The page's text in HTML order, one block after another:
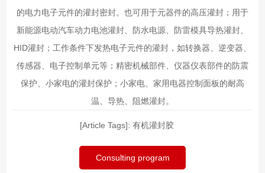
的电力电子元件的灌封密封。也可用于元器件的高压灌封；用于
新能源电动汽车动力电池灌封、防水电源、防雷模具导热灌封、
HID灌封；工作条件下发热电子元件的灌封，如转换器、逆变器、
传感器、电子控制单元等；精密机械部件、仪器仪表部件的防震
保护、小家电的灌封保护；小家电、家用电器控制面板的耐高
温、导热、阻燃灌封。
[Article Tags]: 有机灌封胶
Consulting program